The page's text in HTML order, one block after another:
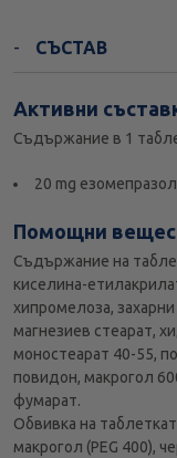
СЪСТАВ
Активни
Съдържание в 1
20 mg
Помощни
Съдържание на
киселина-
хипромелоза,
магнезиев стеарат,
моностеарат 40-55,
повидон, макрогол
фумарат.
Обвивка на
макрогол (PEG 400),